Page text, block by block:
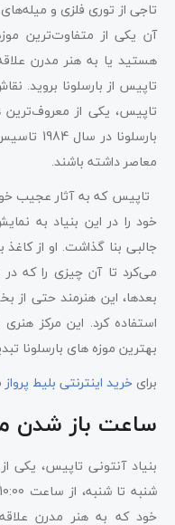
تاجی از توری فلزی و
آن یکی از متفاوت‌ترین
هستید یا به هنر مدرن
تاپیس از بارسلونا بروید.
تاپیس، یکی از معروف‌ترین
معاصر داشته باشند.
تاپیس که به آثار عجیب
جالبی بنا گذاشت. او از
می‌کرد تا آن چیزی را که در
بعدها، این هنرمند حتی از
استفاده کرد. این مرکز
بهترین موزه های بارسلونا
برای خرید اینترنتی بلیط پرواز
ساعت باز شدن
بنیاد آنتونی تاپیس، یکی
خود که به هنر مدرن